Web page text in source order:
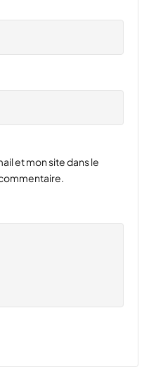
et mon site dans le